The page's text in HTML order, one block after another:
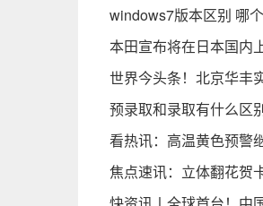
windows7版本区别 哪
本田宣布将在日本国内
世界今头条！北京华丰
预录取和录取有什么区
看热讯：高温黄色预警
焦点速讯：立体翻花贺